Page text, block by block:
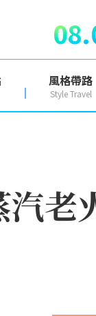
風格帶路
Style Travel
老